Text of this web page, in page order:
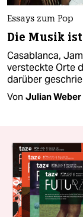
Essays zum Pop
Die Musik
Casablanca,
versteckte Orte
darüber
Von Julian Weber